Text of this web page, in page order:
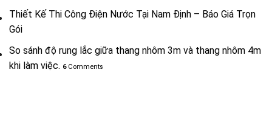
Thiết Kế Thi Công Điện Nước Tại Nam Định – Báo Giá Trọn
Gói
So sánh độ rung lắc giữa thang nhôm 3m và thang nhôm 4m
khi làm việc. 6Comments